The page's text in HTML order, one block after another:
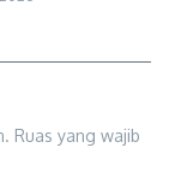
Ruas yang wajib